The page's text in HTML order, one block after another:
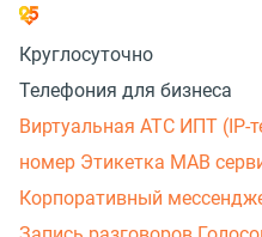
Круглосуточно
Телефония для бизнеса
Виртуальная АТС ИПТ (IP-
номер Этикетка МАВ
Корпоративный